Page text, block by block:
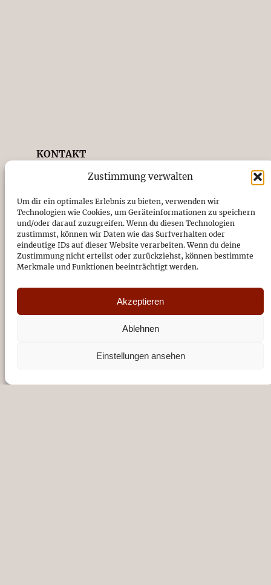
Zustimmung verwalten
Um dir ein optimales Erlebnis zu bieten, verwenden wir
Technologien wie Cookies, um Geräteinformationen zu speichern
und/oder darauf zuzugreifen. Wenn du diesen Technologien
zustimmst, können wir Daten wie das Surfverhalten oder
eindeutige IDs auf dieser Website verarbeiten. Wenn du deine
Zustimmung nicht erteilst oder zurückziehst, können bestimmte
Merkmale und Funktionen beeinträchtigt werden.
Akzeptieren
Ablehnen
Einstellungen ansehen
KONTAKT
Förderverein Musik in St. Antonius e.V.
04961/94720
DE89 2665 0001 1091 0787 49
Sparkasse Emsland
Vereinsregister-Nr. beim
Amtsgericht Osnabrück: VR201923
Datenschutz
SUCHEN SIE ETWAS BESTIMMTES?